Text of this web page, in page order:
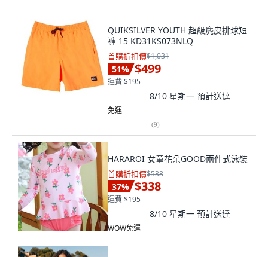
QUIKSILVER YOUTH 超級麂皮排球短
褲 15 KD31KS073NLQ
首購折扣價$1,031
51% $499
運費 $195
8/10 星期一 預計送達
免運
(9)
HARAROI 女童花朵GOOD兩件式泳裝
首購折扣價$538
37% $338
運費 $195
8/10 星期一 預計送達
WOW免運